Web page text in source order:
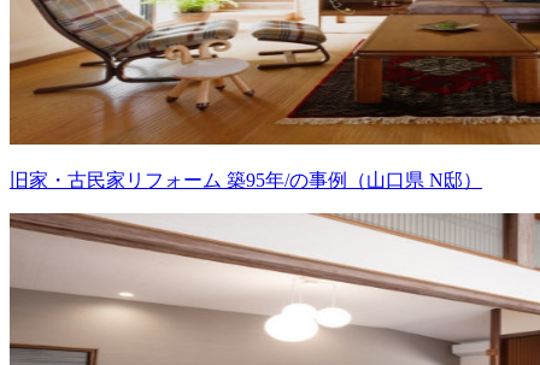
旧家・古民家リフォーム 築95年/の事例（山口県 N邸）